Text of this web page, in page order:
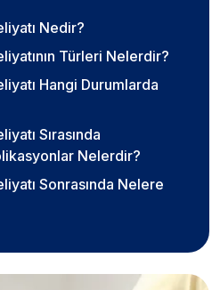
Nedir?
Türleri Nelerdir?
Hangi Durumlarda
Sırasında
Nelerdir?
Sonrasında Nelere